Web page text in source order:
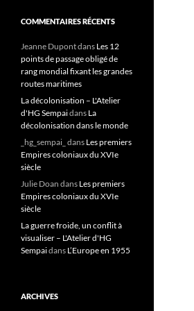
COMMENTAIRES RÉCENTS
Jeanne Dupontdans Les 12
points de passage obligé de
rang mondial fixant les grandes
routes maritimes
La décolonisation – L'Atelier
d'HG Sempaidans La
décolonisation dans le monde
_hg_sempai_ dans Les premiers
Empires coloniaux du XVIe
siècle
Julie Doan dans Les premiers
Empires coloniaux du XVIe
siècle
La guerre froide, un conflit à
visualiser – L'Atelier d'HG
Sempaidans L’Europe en 1955
ARCHIVES